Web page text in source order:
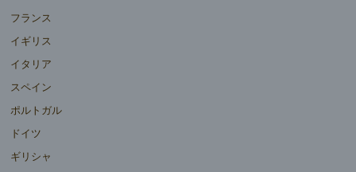
フランス
イギリス
イタリア
スペイン
ポルトガル
ドイツ
ギリシャ